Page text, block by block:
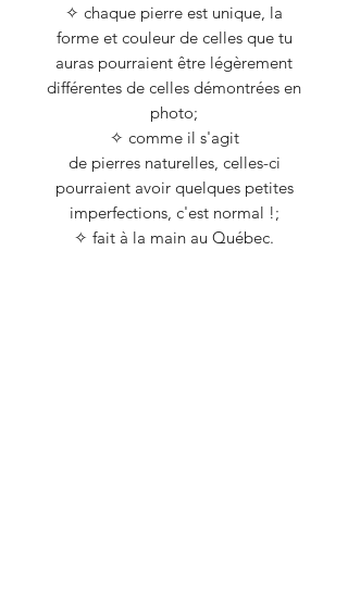
✧ chaque pierre est unique, la
forme et couleur de celles que tu
auras pourraient être légèrement
différentes de celles démontrées en
photo;
✧ comme il s'agit
de pierres naturelles, celles-ci
pourraient avoir quelques petites
imperfections, c'est normal !;
✧ fait à la main au Québec.